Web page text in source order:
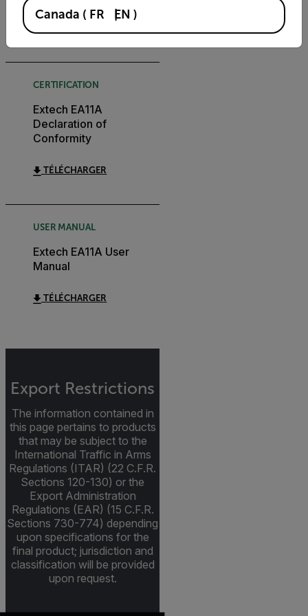
CERTIFICATION
Extech EA11A
Declaration of
Conformity
TÉLÉCHARGER
USER MANUAL
Extech EA11A User
Manual
TÉLÉCHARGER
Export Restrictions
The information contained in
this page pertains to products
that may be subject to the
International Traffic in Arms
Regulations (ITAR) (22 C.F.R.
Sections 120-130) or the
Export Administration
Regulations (EAR) (15 C.F.R.
Sections 730-774) depending
upon specifications for the
final product; jurisdiction and
classification will be provided
upon request.
Canada ( FR EN )